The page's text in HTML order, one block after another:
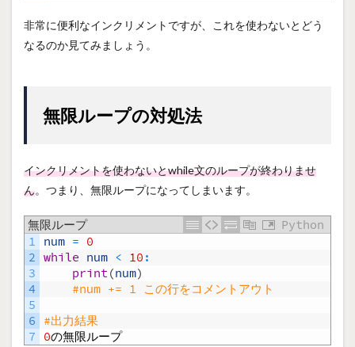
非常に便利なインクリメントですが、これを使わないとどう
なるのか見てみましょう。
無限ループの対処法
インクリメントを使わないとwhile文のループが終わりませ
ん。つまり、無限ループになってしまいます。
無限ループ
Python
1
2
3
4
5
6
7
num = 0
while num < 10:
print(num)
#num += 1 この行をコメントアウト
#出力結果
0の無限ループ